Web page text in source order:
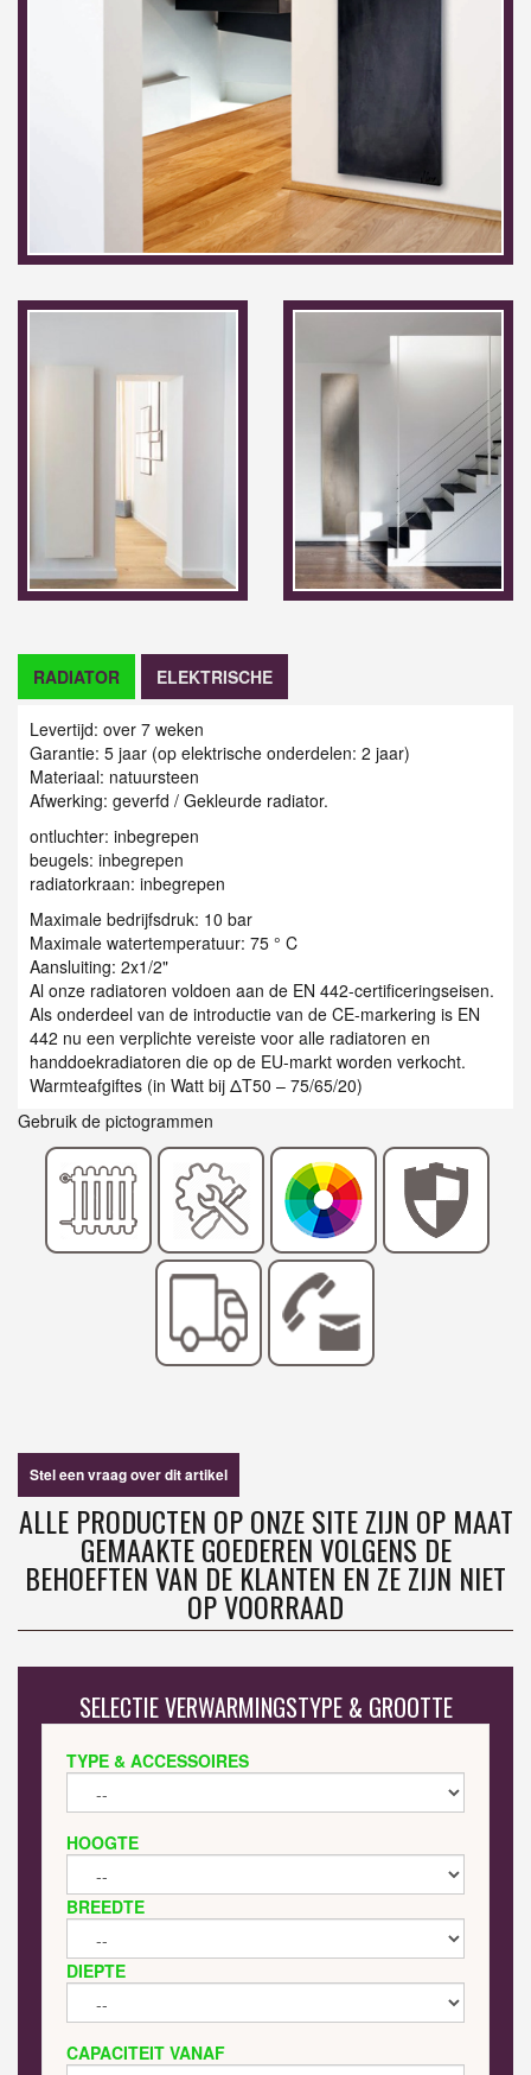
RADIATOR ELEKTRISCHE
Levertijd: over 7 weken
Garantie: 5 jaar (op elektrische onderdelen: 2 jaar)
Materiaal: natuursteen
Afwerking: geverfd / Gekleurde radiator.
ontluchter: inbegrepen
beugels: inbegrepen
radiatorkraan: inbegrepen
Maximale bedrijfsdruk: 10 bar
Maximale watertemperatuur: 75 ° C
Aansluiting: 2x1/2"
Al onze radiatoren voldoen aan de EN 442-certificeringseisen.
Als onderdeel van de introductie van de CE-markering is EN
442 nu een verplichte vereiste voor alle radiatoren en
handdoekradiatoren die op de EU-markt worden verkocht.
Warmteafgiftes (in Watt bij ΔT50 – 75/65/20)
Gebruik de pictogrammen
Stel een vraag over dit artikel
ALLE PRODUCTEN OP ONZE SITE ZIJN OP MAAT
GEMAAKTE GOEDEREN VOLGENS DE
BEHOEFTEN VAN DE KLANTEN EN ZE ZIJN NIET
OP VOORRAAD
SELECTIE VERWARMINGSTYPE & GROOTTE
TYPE & ACCESSOIRES
HOOGTE
BREEDTE
DIEPTE
CAPACITEIT VANAF